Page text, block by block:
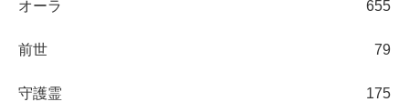
オーラ 655
前世 79
守護霊 175